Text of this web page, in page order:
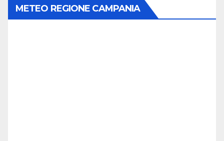
METEO REGIONE CAMPANIA